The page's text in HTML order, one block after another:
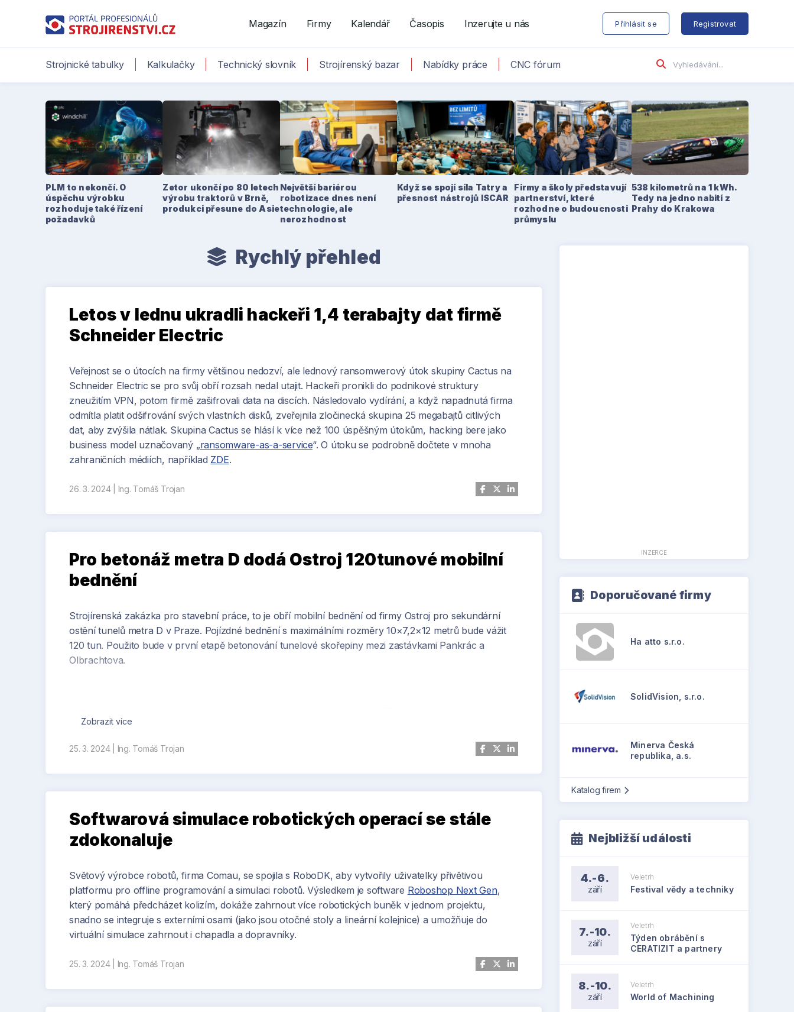
Magazín Firmy Kalendář Časopis Inzerujte u nás Přihlásit se Registrovat
Strojnické tabulky Kalkulačky Technický slovník Strojírenský bazar Nabídky práce CNC fórum
PLM to nekončí. O
úspěchu výrobku
rozhoduje také řízení
požadavků
Zetor ukončí po 80 letech
výrobu traktorů v Brně,
produkci přesune do Asie
Největší bariérou
robotizace dnes není
technologie, ale
nerozhodnost
Když se spojí síla Tatry a
přesnost nástrojů ISCAR
Firmy a školy představují
partnerství, které
rozhodne o budoucnosti
průmyslu
538 kilometrů na 1 kWh.
Tedy na jedno nabití z
Prahy do Krakowa
Rychlý přehled
Letos v lednu ukradli hackeři 1,4 terabajty dat firmě
Schneider Electric
Veřejnost se o útocích na firmy většinou nedozví, ale lednový ransomwerový útok skupiny Cactus na
Schneider Electric se pro svůj obří rozsah nedal utajit. Hackeři pronikli do podnikové struktury
zneužitím VPN, potom firmě zašifrovali data na discích. Následovalo vydírání, a když napadnutá firma
odmítla platit odšifrování svých vlastních disků, zveřejnila zločinecká skupina 25 megabajtů citlivých
dat, aby zvýšila nátlak. Skupina Cactus se hlásí k více než 100 úspěšným útokům, hacking bere jako
business model uznačovaný „ransomware-as-a-service“. O útoku se podrobně dočtete v mnoha
zahraničních médiích, například ZDE.
26. 3. 2024| Ing. Tomáš Trojan
Pro betonáž metra D dodá Ostroj 120tunové mobilní
bednění
Strojírenská zakázka pro stavební práce, to je obří mobilní bednění od firmy Ostroj pro sekundární
ostění tunelů metra D v Praze. Pojízdné bednění s maximálními rozměry 10×7,2×12 metrů bude vážit
120 tun. Použito bude v první etapě betonování tunelové skořepiny mezi zastávkami Pankrác a
Olbrachtova.
Foto: Ostroj
Zobrazit více
25. 3. 2024| Ing. Tomáš Trojan
Softwarová simulace robotických operací se stále
zdokonaluje
Světový výrobce robotů, firma Comau, se spojila s RoboDK, aby vytvořily uživatelky přivětivou
platformu pro offline programování a simulaci robotů. Výsledkem je software Roboshop Next Gen,
který pomáhá předcházet kolizím, dokáže zahrnout více robotických buněk v jednom projektu,
snadno se integruje s externími osami (jako jsou otočné stoly a lineární kolejnice) a umožňuje do
virtuální simulace zahrnout i chapadla a dopravníky.
25. 3. 2024| Ing. Tomáš Trojan
INZERCE
Doporučované firmy
Ha atto s.r.o.
SolidVision, s.r.o.
Minerva Česká
republika, a.s.
Katalog firem
Nejbližší události
4.-6.
září
Veletrh
Festival vědy a techniky
7.-10.
září
Veletrh
Týden obrábění s
CERATIZIT a partnery
8.-10.
září
Veletrh
World of Machining